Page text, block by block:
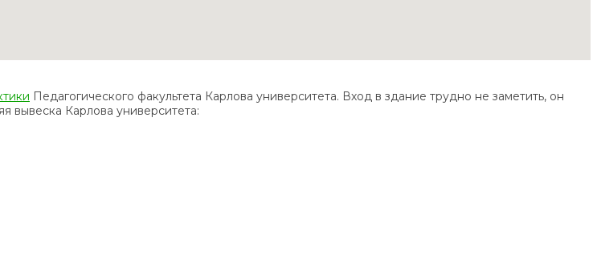
Педагогического факультета Карлова университета. Вход в здание трудно не заметить, он
вывеска Карлова университета: